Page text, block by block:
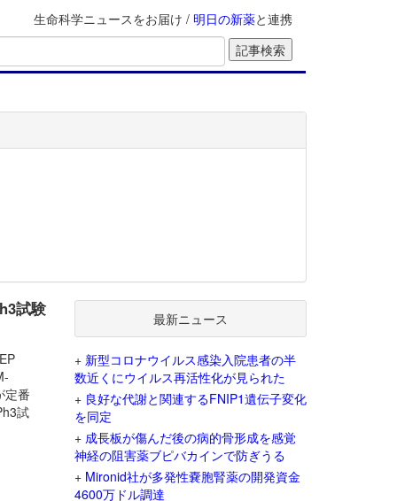
生命科学ニュースをお届け / 明日の新薬と連携
試験
定番
試
最新ニュース
+ 新型コロナウイルス感染入院患者の半
数近くにウイルス再活性化が見られた
+ 良好な代謝と関連するFNIP1遺伝子変化
を同定
+ 成長板が傷んだ後の病的骨形成を感覚
神経の阻害薬ブピバカインで防ぎうる
+ Mironid社が多発性嚢胞腎薬の開発資金
4600万ドル調達